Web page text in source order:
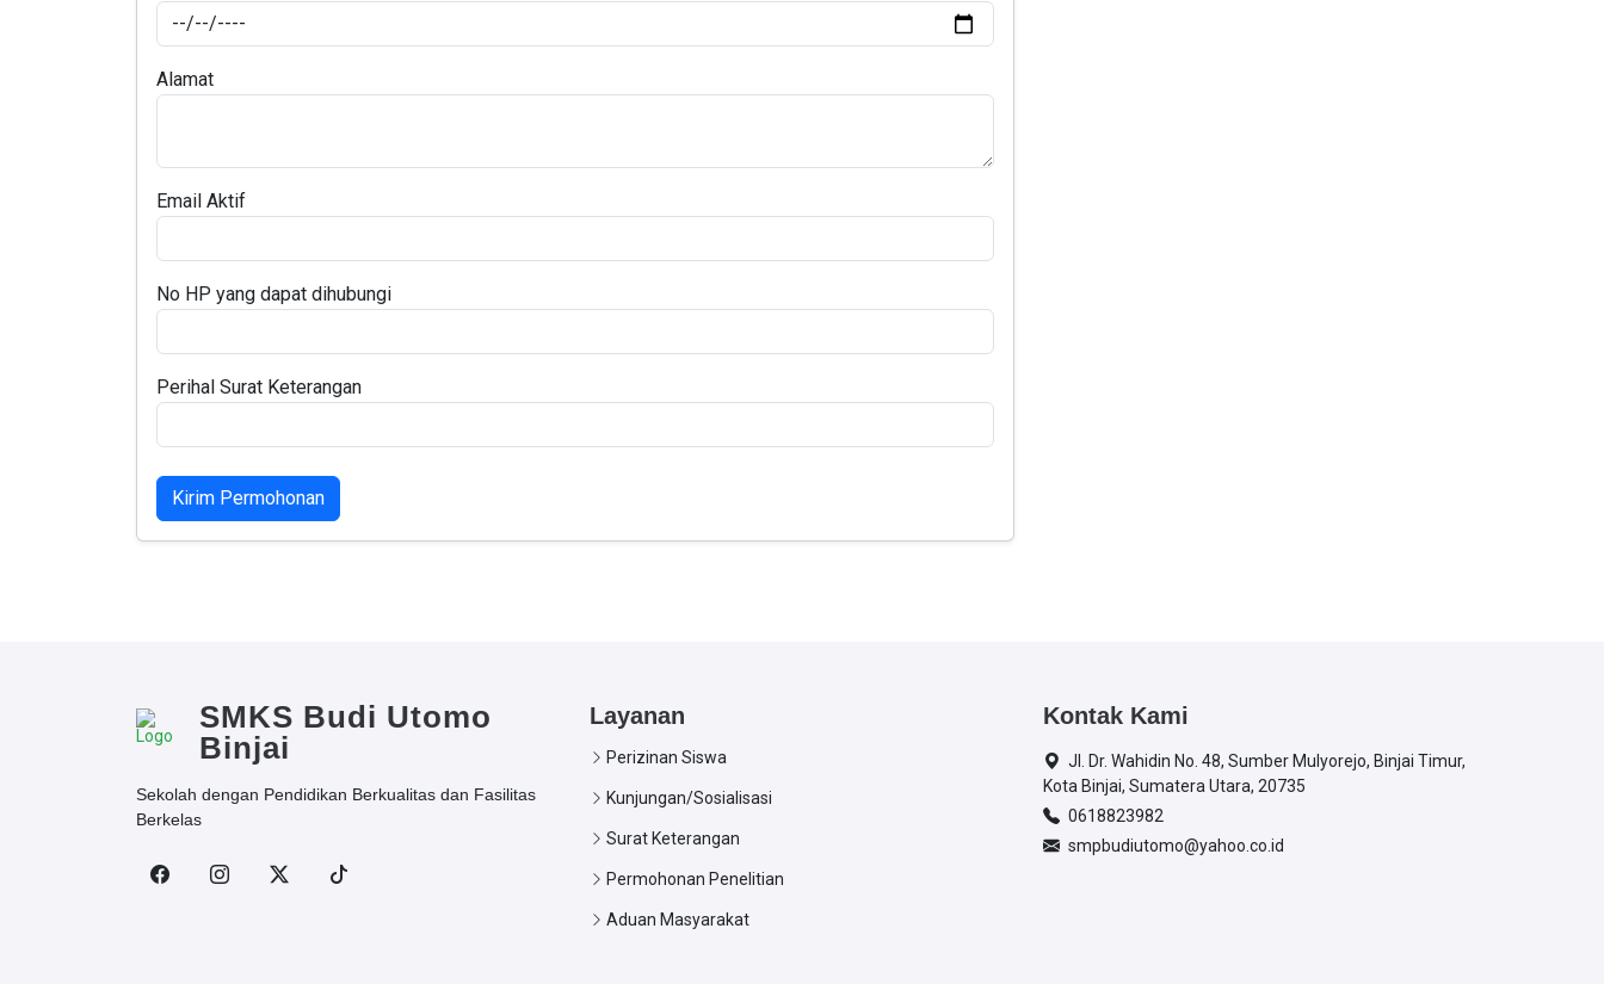
Alamat
Email Aktif
No HP yang dapat dihubungi
Perihal Surat Keterangan
Kirim Permohonan
SMKS Budi Utomo
Binjai
Sekolah dengan Pendidikan Berkualitas dan Fasilitas
Berkelas
Layanan
Perizinan Siswa
Kunjungan/Sosialisasi
Surat Keterangan
Permohonan Penelitian
Aduan Masyarakat
Kontak Kami
Jl. Dr. Wahidin No. 48, Sumber Mulyorejo, Binjai Timur,
Kota Binjai, Sumatera Utara, 20735
0618823982
smpbudiutomo@yahoo.co.id